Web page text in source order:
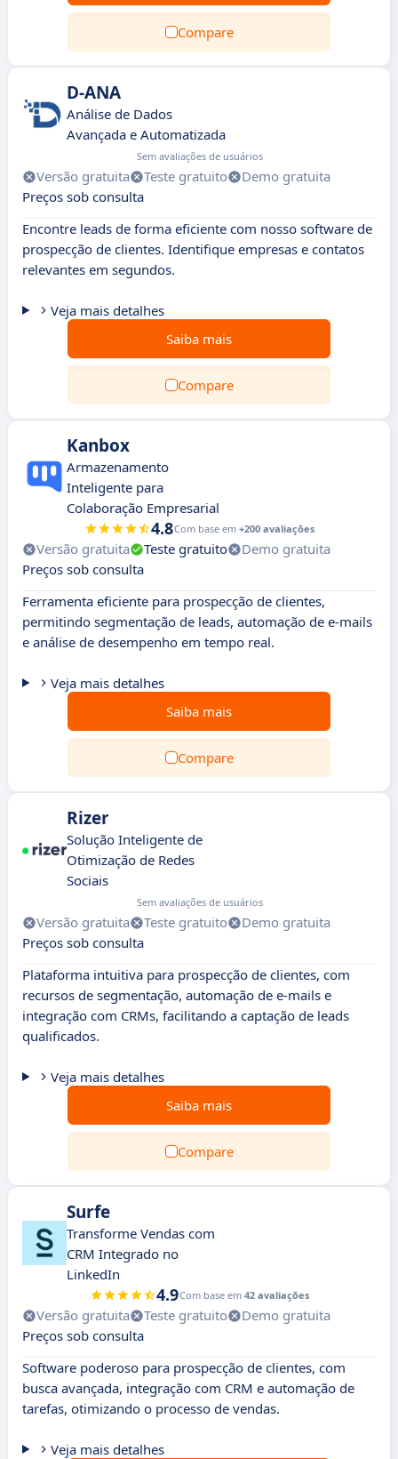
Compare
D-ANA
Análise de Dados
Avançada e Automatizada
Sem avaliações de usuários
Versão gratuita Teste gratuito
Demo gratuita
Preços sob consulta
Encontre leads de forma eficiente com nosso software de
prospecção de clientes. Identifique empresas e contatos
relevantes em segundos.
Veja mais detalhes
Saiba mais
Compare
Kanbox
Armazenamento
Inteligente para
Colaboração Empresarial
4.8Com base em +200 avaliações
Versão gratuita Teste gratuito
Demo gratuita
Preços sob consulta
Ferramenta eficiente para prospecção de clientes,
permitindo segmentação de leads, automação de e-mails
e análise de desempenho em tempo real.
Veja mais detalhes
Saiba mais
Compare
Rizer
Solução Inteligente de
Otimização de Redes
Sociais
Sem avaliações de usuários
Versão gratuita Teste gratuito
Demo gratuita
Preços sob consulta
Plataforma intuitiva para prospecção de clientes, com
recursos de segmentação, automação de e-mails e
integração com CRMs, facilitando a captação de leads
qualificados.
Veja mais detalhes
Saiba mais
Compare
Surfe
Transforme Vendas com
CRM Integrado no
LinkedIn
4.9Com base em 42 avaliações
Versão gratuita Teste gratuito
Demo gratuita
Preços sob consulta
Software poderoso para prospecção de clientes, com
busca avançada, integração com CRM e automação de
tarefas, otimizando o processo de vendas.
Veja mais detalhes